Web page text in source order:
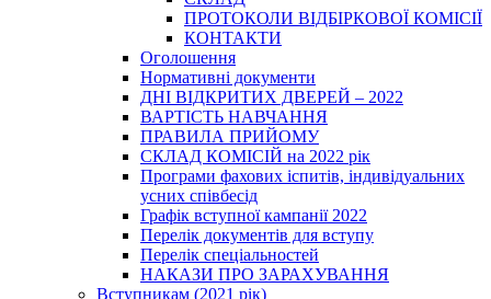
ПРОТОКОЛИ ВІДБІРКОВОЇ КОМІСІЇ
КОНТАКТИ
Оголошення
Нормативні документи
ДНІ ВІДКРИТИХ ДВЕРЕЙ – 2022
ВАРТІСТЬ НАВЧАННЯ
ПРАВИЛА ПРИЙОМУ
СКЛАД КОМІСІЙ на 2022 рік
Програми фахових іспитів, індивідуальних
усних співбесід
Графік вступної кампанії 2022
Перелік документів для вступу
Перелік спеціальностей
НАКАЗИ ПРО ЗАРАХУВАННЯ
Вступникам (2021 рік)